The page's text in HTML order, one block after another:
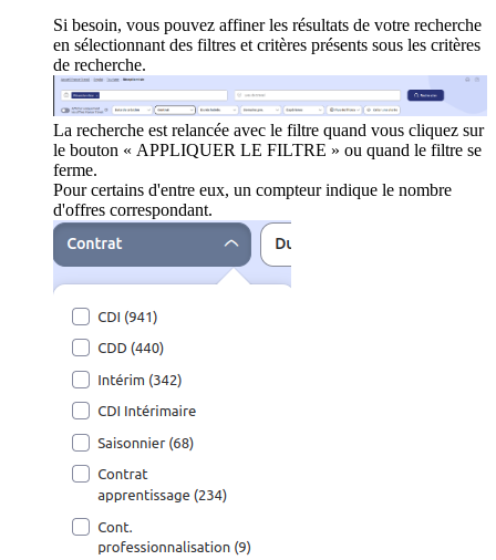
Si besoin, vous pouvez affiner les résultats de votre recherche
en sélectionnant des filtres et critères présents sous les critères
de recherche.
La recherche est relancée avec le filtre quand vous cliquez sur
le bouton « APPLIQUER LE FILTRE » ou quand le filtre se
ferme.
Pour certains d'entre eux, un compteur indique le nombre
d'offres correspondant.